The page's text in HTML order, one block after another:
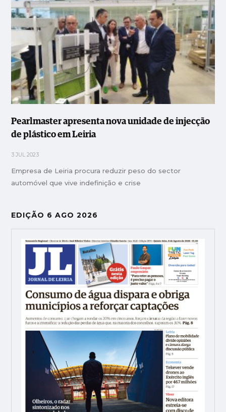
Pearlmaster apresenta nova unidade de injecção
de plástico em Leiria
3 JUL 2023
Empresa de Leiria procura reduzir peso do sector
automóvel que vive indefinição e crise
EDIÇÃO 6 AGO 2026